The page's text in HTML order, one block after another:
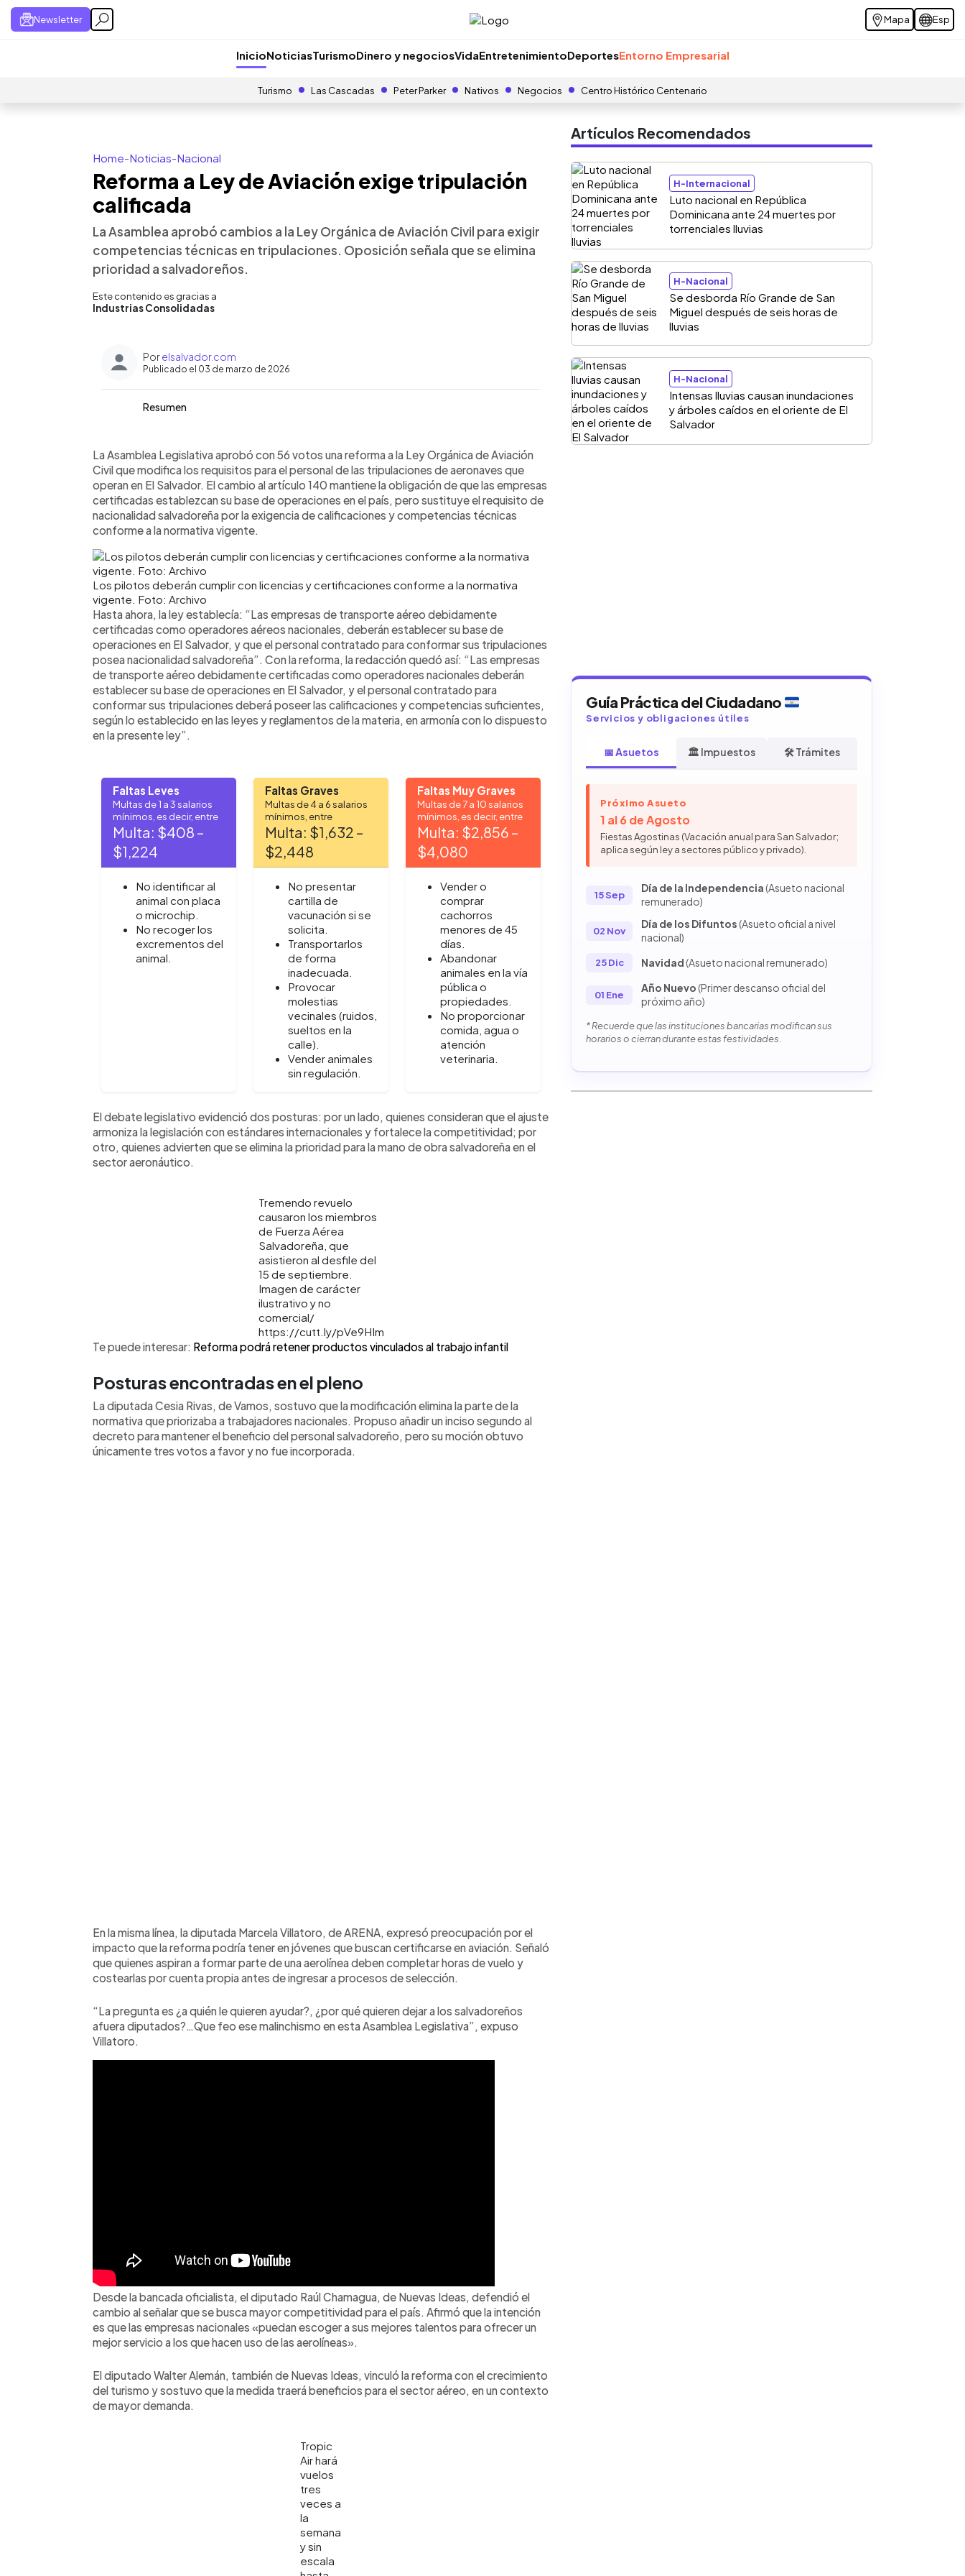
Newsletter Mapa Esp
InicioNoticiasTurismoDinero y negociosVidaEntretenimientoDeportesEntorno Empresarial
Turismo Las Cascadas Peter Parker Nativos Negocios Centro Histórico Centenario
Home-Noticias-Nacional
Reforma a Ley de Aviación exige tripulación
calificada
La Asamblea aprobó cambios a la Ley Orgánica de Aviación Civil para exigir
competencias técnicas en tripulaciones. Oposición señala que se elimina
prioridad a salvadoreños.
Este contenido es gracias a
Industrias Consolidadas
Porelsalvador.com
Publicado el 03 de marzo de 2026
Resumen
► Escuchar artículo
La Asamblea Legislativa aprobó con 56 votos una reforma a la Ley
Orgánica de Aviación Civil que modifica los requisitos para la tripulación de
aeronaves que operan en El Salvador. El cambio elimina la exigencia de
nacionalidad salvadoreña y la sustituye por la obligación de contar con
calificaciones y competencias técnicas conforme a la normativa vigente.
Diputadas de oposición señalaron que se pierde la prioridad para
que la medida busca competitividad y armonización con estándares
internacionales recomendados por la Organización de Aviación Civil
Internacional.
La Asamblea Legislativa aprobó con 56 votos una reforma a la Ley Orgánica de Aviación
Civil que modifica los requisitos para el personal de las tripulaciones de aeronaves que
operan en El Salvador. El cambio al artículo 140 mantiene la obligación de que las empresas
certificadas establezcan su base de operaciones en el país, pero sustituye el requisito de
nacionalidad salvadoreña por la exigencia de calificaciones y competencias técnicas
conforme a la normativa vigente.
Los pilotos deberán cumplir con licencias y certificaciones conforme a la normativa
vigente. Foto: Archivo
Hasta ahora, la ley establecía: “Las empresas de transporte aéreo debidamente
certificadas como operadores aéreos nacionales, deberán establecer su base de
operaciones en El Salvador, y que el personal contratado para conformar sus tripulaciones
posea nacionalidad salvadoreña”. Con la reforma, la redacción quedó así: “Las empresas
de transporte aéreo debidamente certificadas como operadores nacionales deberán
establecer su base de operaciones en El Salvador, y el personal contratado para
conformar sus tripulaciones deberá poseer las calificaciones y competencias suficientes,
según lo establecido en las leyes y reglamentos de la materia, en armonía con lo dispuesto
en la presente ley”.
Faltas Leves
Multas de 1 a 3 salarios
mínimos, es decir, entre
Multa: $408 –
$1,224
No identificar al
animal con placa
o microchip.
No recoger los
excrementos del
animal.
Faltas Graves
Multas de 4 a 6 salarios
mínimos, entre
Multa: $1,632 –
$2,448
No presentar
cartilla de
vacunación si se
solicita.
Transportarlos
de forma
inadecuada.
Provocar
molestias
vecinales (ruidos,
sueltos en la
calle).
Vender animales
sin regulación.
Faltas Muy Graves
Multas de 7 a 10 salarios
mínimos, es decir, entre
Multa: $2,856 –
$4,080
Vender o
comprar
cachorros
menores de 45
días.
Abandonar
animales en la vía
pública o
propiedades.
No proporcionar
comida, agua o
atención
veterinaria.
El debate legislativo evidenció dos posturas: por un lado, quienes consideran que el ajuste
armoniza la legislación con estándares internacionales y fortalece la competitividad; por
otro, quienes advierten que se elimina la prioridad para la mano de obra salvadoreña en el
sector aeronáutico.
Tremendo revuelo
causaron los miembros
de Fuerza Aérea
Salvadoreña, que
asistieron al desfile del
15 de septiembre.
Imagen de carácter
ilustrativo y no
comercial/
https://cutt.ly/pVe9HIm
Te puede interesar: Reforma podrá retener productos vinculados al trabajo infantil
Posturas encontradas en el pleno
La diputada Cesia Rivas, de Vamos, sostuvo que la modificación elimina la parte de la
normativa que priorizaba a trabajadores nacionales. Propuso añadir un inciso segundo al
decreto para mantener el beneficio del personal salvadoreño, pero su moción obtuvo
únicamente tres votos a favor y no fue incorporada.
En la misma línea, la diputada Marcela Villatoro, de ARENA, expresó preocupación por el
impacto que la reforma podría tener en jóvenes que buscan certificarse en aviación. Señaló
que quienes aspiran a formar parte de una aerolínea deben completar horas de vuelo y
costearlas por cuenta propia antes de ingresar a procesos de selección.
“La pregunta es ¿a quién le quieren ayudar?, ¿por qué quieren dejar a los salvadoreños
afuera diputados?…Que feo ese malinchismo en esta Asamblea Legislativa”, expuso
Villatoro.
Desde la bancada oficialista, el diputado Raúl Chamagua, de Nuevas Ideas, defendió el
cambio al señalar que se busca mayor competitividad para el país. Afirmó que la intención
es que las empresas nacionales «puedan escoger a sus mejores talentos para ofrecer un
mejor servicio a los que hacen uso de las aerolíneas».
El diputado Walter Alemán, también de Nuevas Ideas, vinculó la reforma con el crecimiento
del turismo y sostuvo que la medida traerá beneficios para el sector aéreo, en un contexto
de mayor demanda.
Tropic
Air hará
vuelos
tres
veces a
la
semana
y sin
escala
Artículos Recomendados
H-Internacional
Luto nacional en República
Dominicana ante 24 muertes por
torrenciales lluvias
H-Nacional
Se desborda Río Grande de San
Miguel después de seis horas de
lluvias
H-Nacional
Intensas lluvias causan inundaciones
y árboles caídos en el oriente de El
Salvador
Guía Práctica del Ciudadano
Servicios y obligaciones útiles
📅 Asuetos 🏛️ Impuestos 🛠️ Trámites
Próximo Asueto
1 al 6 de Agosto
Fiestas Agostinas (Vacación anual para San Salvador;
aplica según ley a sectores público y privado).
15 Sep
Día de la Independencia(Asueto nacional
remunerado)
02 Nov
Día de los Difuntos(Asueto oficial a nivel
nacional)
25 Dic Navidad(Asueto nacional remunerado)
01 Ene
Año Nuevo(Primer descanso oficial del
próximo año)
* Recuerde que las instituciones bancarias modifican sus
horarios o cierran durante estas festividades.